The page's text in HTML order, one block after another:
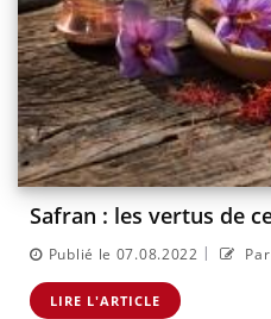
Safran : les vertus de
Publié le 07.08.2022 |
LIRE L'ARTICLE